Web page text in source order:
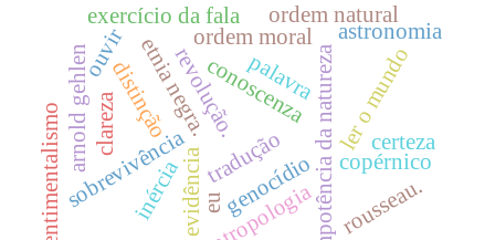
conoscenza
etnia negra.
evidência impotência da natureza
sobrevivência genocídio
antropologia
tradução
exercício da fala
distinção ler o mundo
palavra
revolução.
astronomia
copérnico
sentimentalismo rousseau.
ordem moral
ordem natural
clareza certeza
arnold gehlen
inércia
ouvir
eu